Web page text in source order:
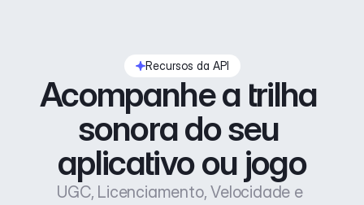
Recursos da API
Acompanhe a trilha
sonora do seu
aplicativo ou jogo
UGC, Licenciamento, Velocidade e